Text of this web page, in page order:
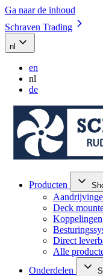
Ga naar de inhoud
Schraven Trading
nl
en
nl
de
Producten
Deck
Koppelingen
Direct
Alle
Onderdelen